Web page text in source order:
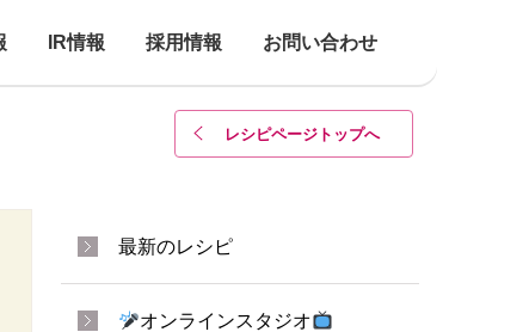
IR情報 採用情報 お問い合わせ
レシピページトップへ
最新のレシピ
オンラインスタジオ